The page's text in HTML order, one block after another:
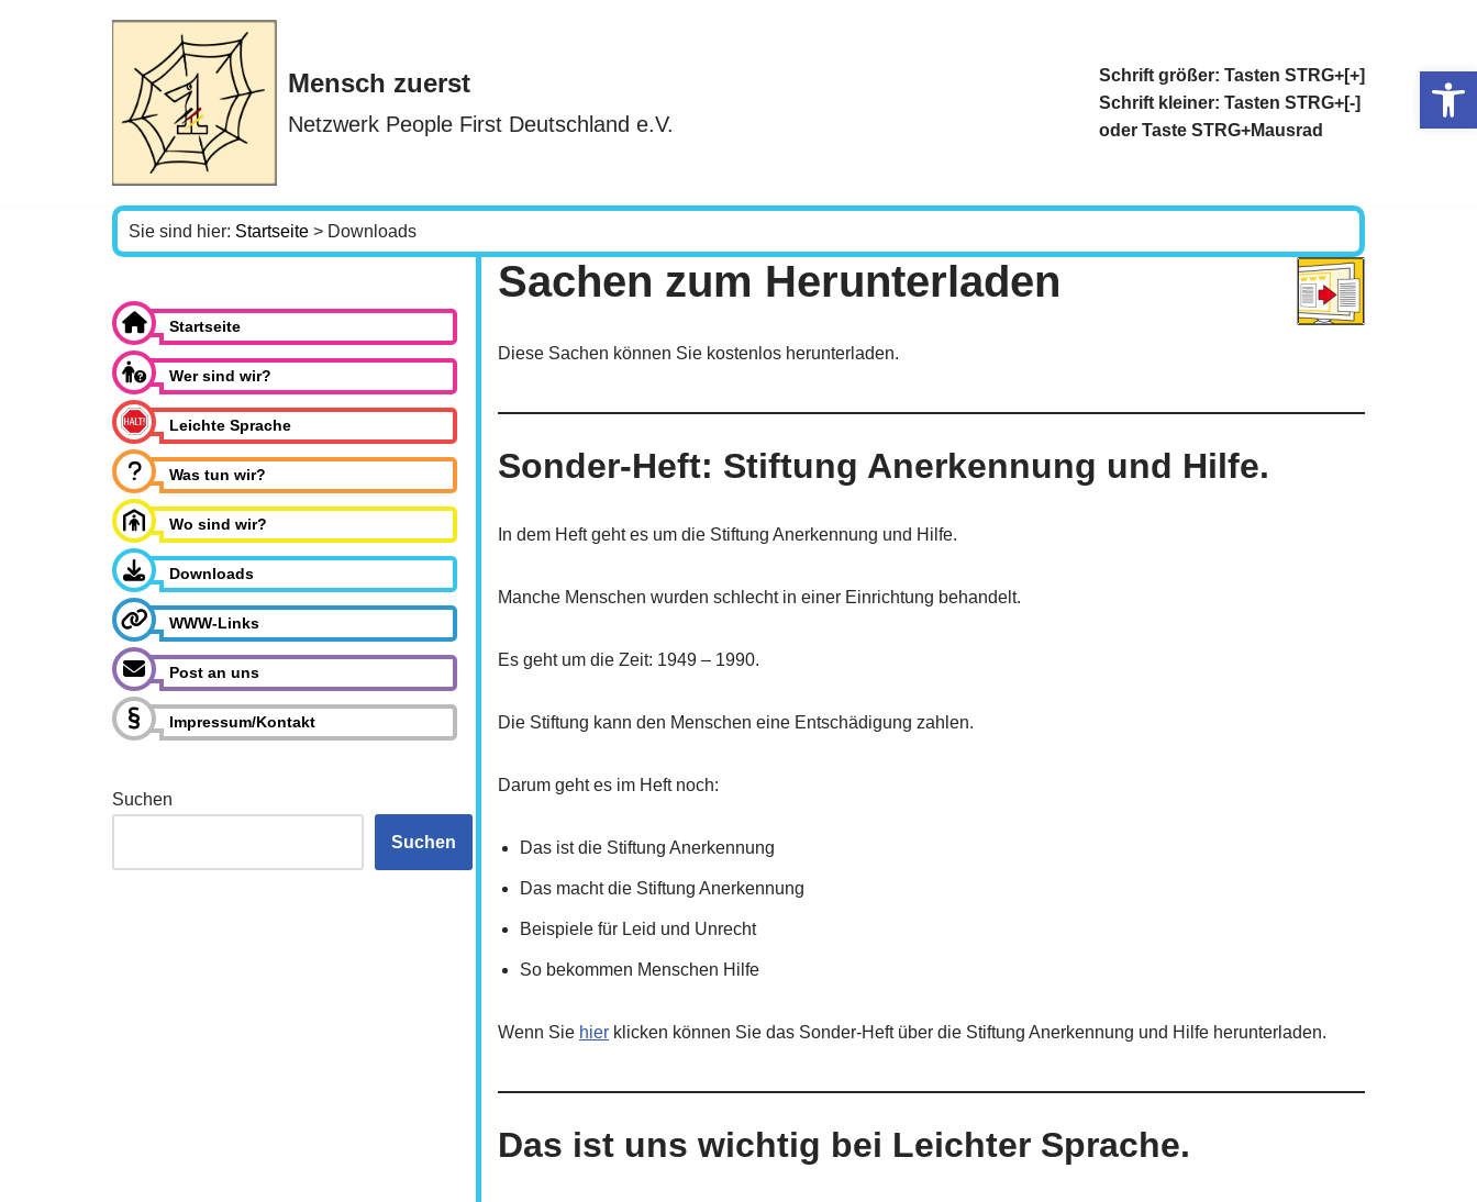
Mensch zuerst
Netzwerk People First Deutschland e.V.
Schrift größer: Tasten STRG+[+]
Schrift kleiner: Tasten STRG+[-]
oder Taste STRG+Mausrad
Sie sind hier: Startseite > Downloads
Startseite
Wer sind wir?
Leichte Sprache
Was tun wir?
Wo sind wir?
Downloads
WWW-Links
Post an uns
Impressum/Kontakt
Suchen
Suchen
Sachen zum Herunterladen
Diese Sachen können Sie kostenlos herunterladen.
Sonder-Heft: Stiftung Anerkennung und Hilfe.
In dem Heft geht es um die Stiftung Anerkennung und Hilfe.
Manche Menschen wurden schlecht in einer Einrichtung behandelt.
Es geht um die Zeit: 1949 – 1990.
Die Stiftung kann den Menschen eine Entschädigung zahlen.
Darum geht es im Heft noch:
Das ist die Stiftung Anerkennung
Das macht die Stiftung Anerkennung
Beispiele für Leid und Unrecht
So bekommen Menschen Hilfe
Wenn Sie hier klicken können Sie das Sonder-Heft über die Stiftung Anerkennung und Hilfe herunterladen.
Das ist uns wichtig bei Leichter Sprache.